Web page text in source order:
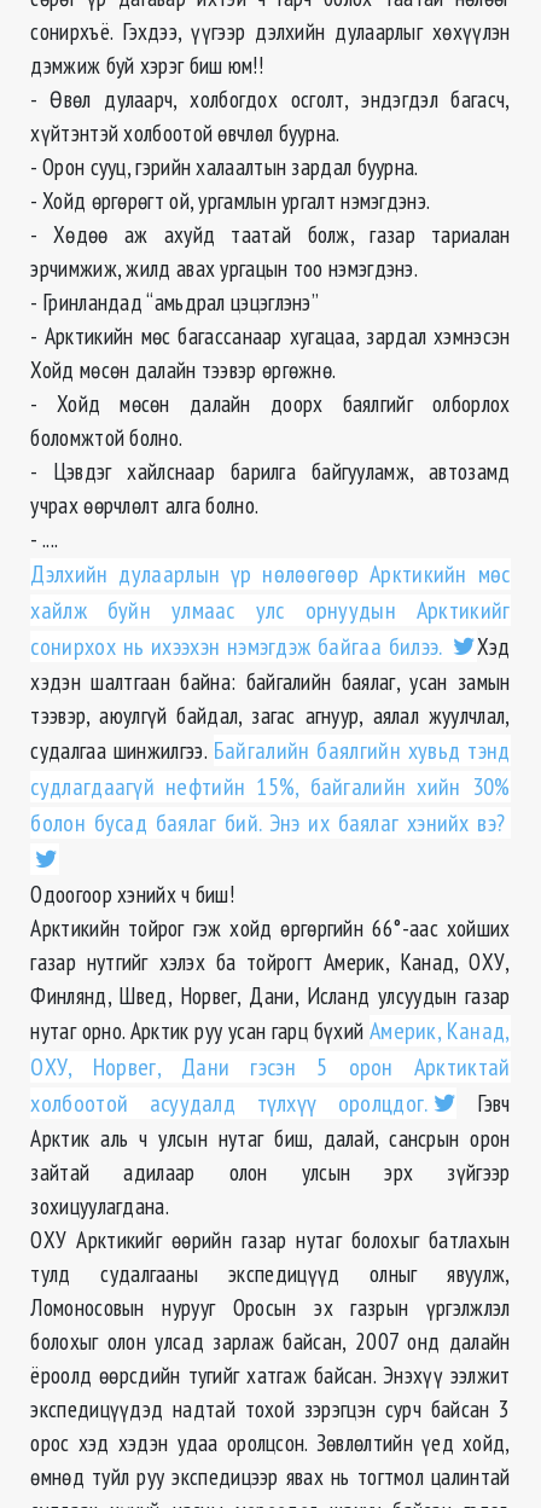
сонирхъё. Гэхдээ, үүгээр дэлхийн дулаарлыг хөхүүлэн
дэмжиж буй хэрэг биш юм!!
- Өвөл дулаарч, холбогдох осголт, эндэгдэл багасч,
хүйтэнтэй холбоотой өвчлөл буурна.
- Орон сууц, гэрийн халаалтын зардал буурна.
- Хойд өргөрөгт ой, ургамлын ургалт нэмэгдэнэ.
- Хөдөө аж ахуйд таатай болж, газар тариалан
эрчимжиж, жилд авах ургацын тоо нэмэгдэнэ.
- Гринландад “амьдрал цэцэглэнэ”
- Арктикийн мөс багассанаар хугацаа, зардал хэмнэсэн
Хойд мөсөн далайн тээвэр өргөжнө.
- Хойд мөсөн далайн доорх баялгийг олборлох
боломжтой болно.
- Цэвдэг хайлснаар барилга байгууламж, автозамд
учрах өөрчлөлт алга болно.
- ....
Дэлхийн дулаарлын үр нөлөөгөөр Арктикийн мөс
хайлж буйн улмаас улс орнуудын Арктикийг
сонирхох нь ихээхэн нэмэгдэж байгаа билээ.
Хэд
хэдэн шалтгаан байна: байгалийн баялаг, усан замын
тээвэр, аюулгүй байдал, загас агнуур, аялал жуулчлал,
судалгаа шинжилгээ. Байгалийн баялгийн хувьд тэнд
судлагдаагүй нефтийн 15%, байгалийн хийн 30%
болон бусад баялаг бий. Энэ их баялаг хэнийх вэ?
Одоогоор хэнийх ч биш!
Арктикийн тойрог гэж хойд өргөргийн 66°-аас хойших
газар нутгийг хэлэх ба тойрогт Америк, Канад, ОХУ,
Финлянд, Швед, Норвег, Дани, Исланд улсуудын газар
нутаг орно. Арктик руу усан гарц бүхий Америк, Канад,
ОХУ, Норвег, Дани гэсэн 5 орон Арктиктай
холбоотой асуудалд түлхүү оролцдог.
Гэвч
Арктик аль ч улсын нутаг биш, далай, сансрын орон
зайтай адилаар олон улсын эрх зүйгээр
зохицуулагдана.
ОХУ Арктикийг өөрийн газар нутаг болохыг батлахын
тулд судалгааны экспедицүүд олныг явуулж,
Ломоносовын нурууг Оросын эх газрын үргэлжлэл
болохыг олон улсад зарлаж байсан, 2007 онд далайн
ёроолд өөрсдийн тугийг хатгаж байсан. Энэхүү ээлжит
экспедицүүдэд надтай тохой зэрэгцэн сурч байсан 3
орос хэд хэдэн удаа оролцсон. Зөвлөлтийн үед хойд,
өмнөд туйл руу экспедицээр явах нь тогтмол цалинтай